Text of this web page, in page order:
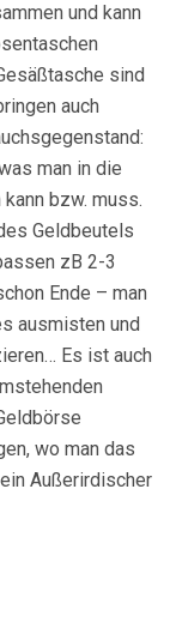
und kann
sind
auch
man in die
bzw. muss.
Geldbeutels
zB 2-3
Ende – man
ausmisten und
Es ist auch
wo man das
Außerirdischer